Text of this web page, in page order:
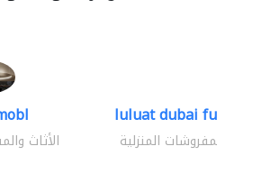
الأثاث
luluat dubai
والمفروشات المنزلية